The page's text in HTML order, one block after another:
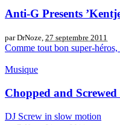
Anti-G Presents
par DrNoze, 27 septembre 2011
Comme tout bon super-
Musique
Chopped and
DJ Screw in slow motion